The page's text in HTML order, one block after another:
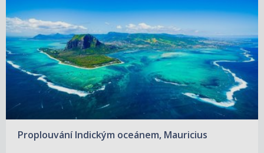
Proplouvání Indickým oceánem, Mauricius